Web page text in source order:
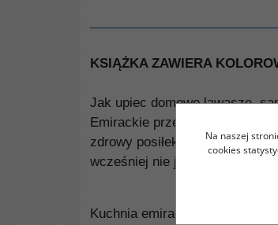
KSIĄŻKA ZAWIERA
Jak upiec domowe lawasze,
Emirackie przepisy, czerpiące
zdrowy posiłek na co dzień,
wcześniej nie jedli!
Kuchnia emiracka to zarówno
Na naszej
cookies